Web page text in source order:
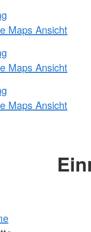
Maps Ansicht
Maps Ansicht
Maps Ansicht